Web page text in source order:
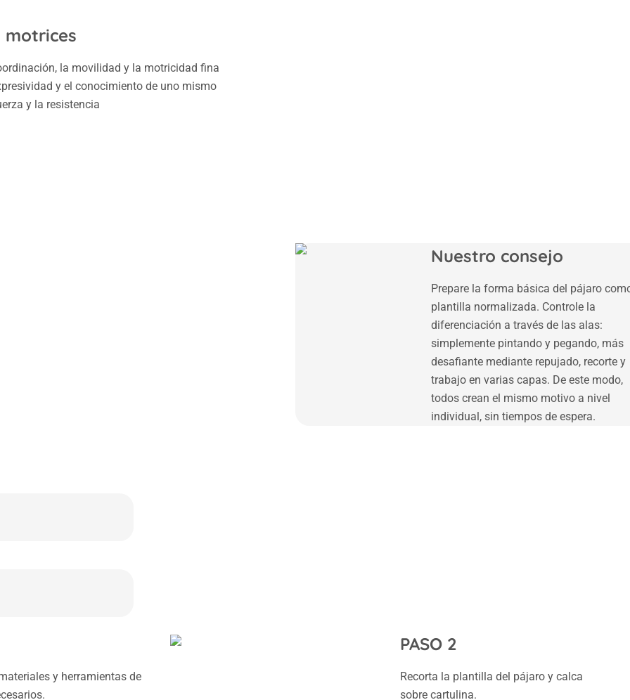
motrices
la movilidad y la motricidad fina
y el conocimiento de uno mismo
y la resistencia
Nuestro consejo
Prepare la forma básica del pájaro
plantilla normalizada. Controle la
diferenciación a través de las alas:
simplemente pintando y pegando, más
desafiante mediante repujado, recorte y
trabajo en varias capas. De este modo,
todos crean el mismo motivo a nivel
individual, sin tiempos de espera.
y herramientas de
PASO 2
Recorta la plantilla del pájaro y calca
sobre cartulina.